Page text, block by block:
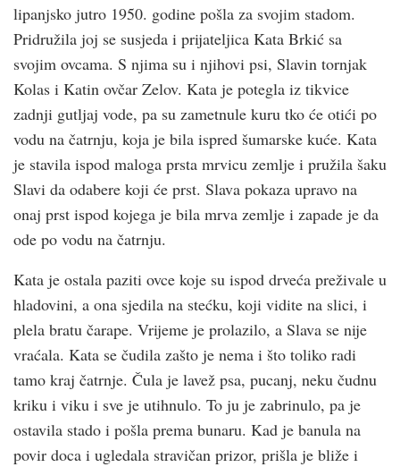
lipanjsko jutro 1950. godine pošla za svojim stadom.
Pridružila joj se susjeda i prijateljica Kata Brkić sa
svojim ovcama. S njima su i njihovi psi, Slavin tornjak
Kolas i Katin ovčar Zelov. Kata je potegla iz tikvice
zadnji gutljaj vode, pa su zametnule kuru tko će otići po
vodu na čatrnju, koja je bila ispred šumarske kuće. Kata
je stavila ispod maloga prsta mrvicu zemlje i pružila šaku
Slavi da odabere koji će prst. Slava pokaza upravo na
onaj prst ispod kojega je bila mrva zemlje i zapade je da
ode po vodu na čatrnju.
Kata je ostala paziti ovce koje su ispod drveća preživale u
hladovini, a ona sjedila na stećku, koji vidite na slici, i
plela bratu čarape. Vrijeme je prolazilo, a Slava se nije
vraćala. Kata se čudila zašto je nema i što toliko radi
tamo kraj čatrnje. Čula je lavež psa, pucanj, neku čudnu
kriku i viku i sve je utihnulo. To ju je zabrinulo, pa je
ostavila stado i pošla prema bunaru. Kad je banula na
povir doca i ugledala stravičan prizor, prišla je bliže i